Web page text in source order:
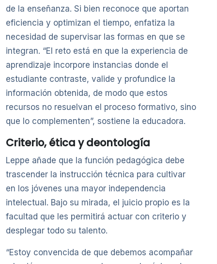
de la enseñanza. Si bien reconoce que aportan
eficiencia y optimizan el tiempo, enfatiza la
necesidad de supervisar las formas en que se
integran. “El reto está en que la experiencia de
aprendizaje incorpore instancias donde el
estudiante contraste, valide y profundice la
información obtenida, de modo que estos
recursos no resuelvan el proceso formativo, sino
que lo complementen”, sostiene la educadora.
Criterio, ética y deontología
Leppe añade que la función pedagógica debe
trascender la instrucción técnica para cultivar
en los jóvenes una mayor independencia
intelectual. Bajo su mirada, el juicio propio es la
facultad que les permitirá actuar con criterio y
desplegar todo su talento.
“Estoy convencida de que debemos acompañar